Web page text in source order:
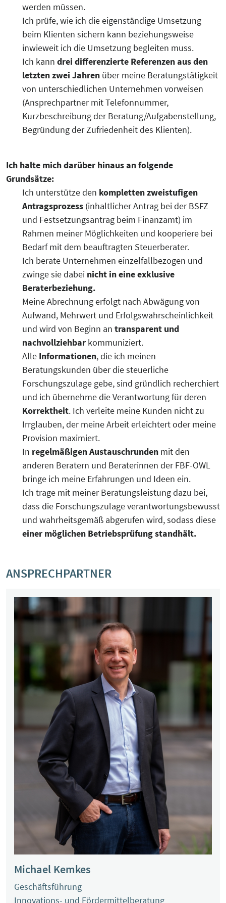
werden müssen.
Ich prüfe, wie ich die eigenständige Umsetzung
beim Klienten sichern kann beziehungsweise
inwieweit ich die Umsetzung begleiten muss.
Ich kann drei differenzierte Referenzen aus den
letzten zwei Jahren über meine Beratungstätigkeit
von unterschiedlichen Unternehmen vorweisen
(Ansprechpartner mit Telefonnummer,
Kurzbeschreibung der Beratung/Aufgabenstellung,
Begründung der Zufriedenheit des Klienten).
Ich halte mich darüber hinaus an folgende
Grundsätze:
Ich unterstütze den kompletten zweistufigen
Antragsprozess (inhaltlicher Antrag bei der BSFZ
und Festsetzungsantrag beim Finanzamt) im
Rahmen meiner Möglichkeiten und kooperiere bei
Bedarf mit dem beauftragten Steuerberater.
Ich berate Unternehmen einzelfallbezogen und
zwinge sie dabei nicht in eine exklusive
Beraterbeziehung.
Meine Abrechnung erfolgt nach Abwägung von
Aufwand, Mehrwert und Erfolgswahrscheinlichkeit
und wird von Beginn an transparent und
nachvollziehbar kommuniziert.
Alle Informationen, die ich meinen
Beratungskunden über die steuerliche
Forschungszulage gebe, sind gründlich recherchiert
und ich übernehme die Verantwortung für deren
Korrektheit. Ich verleite meine Kunden nicht zu
Irrglauben, der meine Arbeit erleichtert oder meine
Provision maximiert.
In regelmäßigen Austauschrunden mit den
anderen Beratern und Beraterinnen der FBF-OWL
bringe ich meine Erfahrungen und Ideen ein.
Ich trage mit meiner Beratungsleistung dazu bei,
dass die Forschungszulage verantwortungsbewusst
und wahrheitsgemäß abgerufen wird, sodass diese
einer möglichen Betriebsprüfung standhält.
ANSPRECHPARTNER
Michael Kemkes
Geschäftsführung
Innovations- und Fördermittelberatung